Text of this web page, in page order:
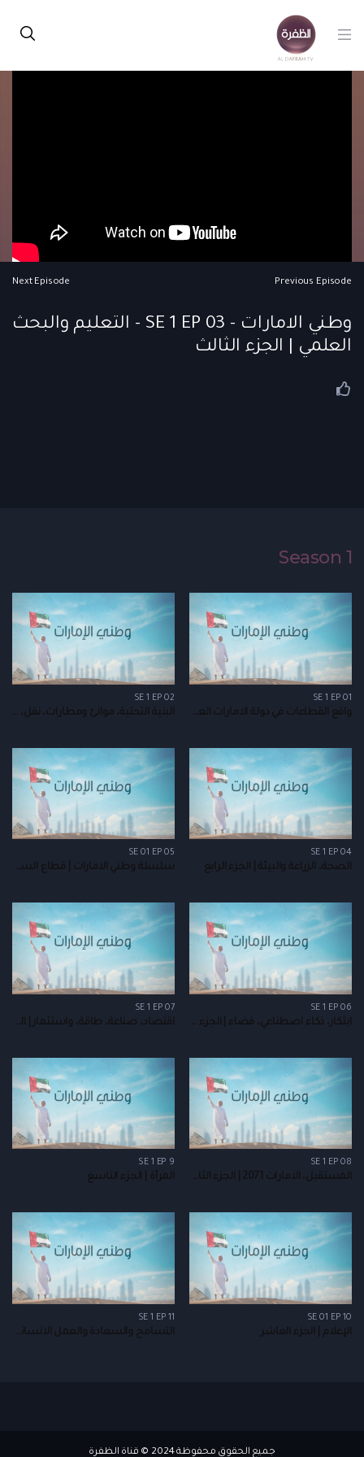
Previous Episode
Next Episode
وطني الامارات - SE 1 EP 03 - التعليم والبحث
العلمي | الجزء الثالث
Season 1
SE 1 EP 01
واقع القطاعات في دولة الامارات العربية المتحدة | الجزء الأول
SE 1 EP 02
البنية التحتية، موانئ ومطارات، نقل، وشركات طيران | الجزء الثاني
SE 1 EP 04
الصحة، الزراعة والبيئة | الجزء الرابع
SE 01 EP 05
سلسلة وطني الامارات | قطاع السياحة | الجزء الخامس
SE 1 EP 06
ابتكار، ذكاء اصطناعي، فضاء | الجزء السادس
SE 1 EP 07
اقتصاد، صناعة، طاقة، واستثمار | الجزء السابع
SE 1 EP 08
المستقبل، الامارات 2071 | الجزء الثامن
SE 1 EP 9
المرأة | الجزء التاسع
SE 01 EP 10
الإعلام | الجزء العاشر
SE 1 EP 11
التسامح والسعادة والعمل الانساني | الجزء الحادي عشر
جميع الحقوق محفوظة 2024 © قناة الظفرة